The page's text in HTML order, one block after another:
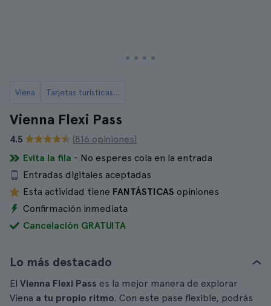
Viena Tarjetas turísticas de Viena
Vienna Flexi Pass
4.5
(816 opiniones)
Evita la fila - No esperes cola en la entrada
Entradas digitales aceptadas
Esta actividad tiene FANTÁSTICAS opiniones
Confirmación inmediata
Cancelación GRATUITA
Lo más destacado
El Vienna Flexi Pass es la mejor manera de explorar
Viena a tu propio ritmo. Con este pase flexible, podrás